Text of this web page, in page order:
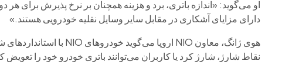
او می‌گوید: «اندازه باتری، برد و هزینه همچنان بر نرخ پذیرش برای هر
دارای مزایای آشکاری در مقابل سایر وسایل نقلیه خودرویی هستند.»
نقاط شارژ، شارژ کرد یا کاربران می‌توانند باتری خودرو خود را تعویض